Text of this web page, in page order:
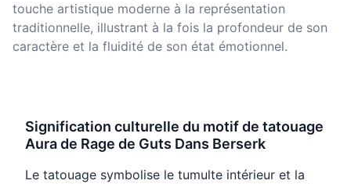
touche artistique moderne à la représentation
traditionnelle, illustrant à la fois la profondeur de son
caractère et la fluidité de son état émotionnel.
Signification culturelle du motif de tatouage
Aura de Rage de Guts Dans Berserk
Le tatouage symbolise le tumulte intérieur et la